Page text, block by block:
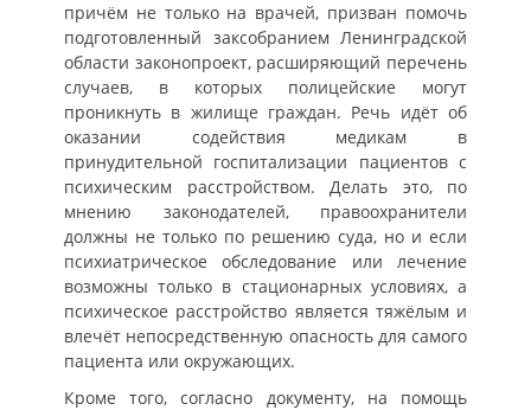
причём не только на врачей, призван помочь
подготовленный заксобранием Ленинградской
области законопроект, расширяющий перечень
случаев, в которых полицейские могут
проникнуть в жилище граждан. Речь идёт об
оказании содействия медикам в
принудительной госпитализации пациентов с
психическим расстройством. Делать это, по
мнению законодателей, правоохранители
должны не только по решению суда, но и если
психиатрическое обследование или лечение
возможны только в стационарных условиях, а
психическое расстройство является тяжёлым и
влечёт непосредственную опасность для самого
пациента или окружающих.
Кроме того, согласно документу, на помощь